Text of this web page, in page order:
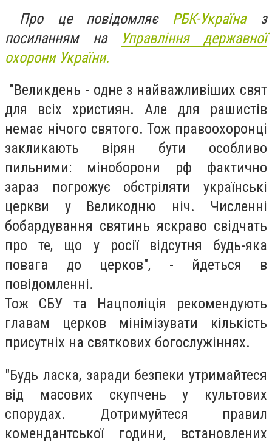
Про це повідомляє РБК-Україназ
посиланням на
Управління державної
охорони України.
"Великдень - одне з найважливіших свят
для всіх християн. Але для рашистів
немає нічого святого. ​​Тож правоохоронці
закликають вірян бути особливо
пильними: міноборони рф фактично
зараз погрожує обстріляти українські
церкви у Великодню ніч. Численні
бобардування святинь яскраво свідчать
про те, що у росії відсутня будь-яка
повага до церков", - йдеться в
повідомленні.
Тож СБУ та Нацполіція рекомендують
главам церков мінімізувати кількість
присутніх на святкових богослужіннях.
"Будь ласка, заради безпеки утримайтеся
від масових скупчень у культових
спорудах. Дотримуйтеся правил
комендантської години, встановлених